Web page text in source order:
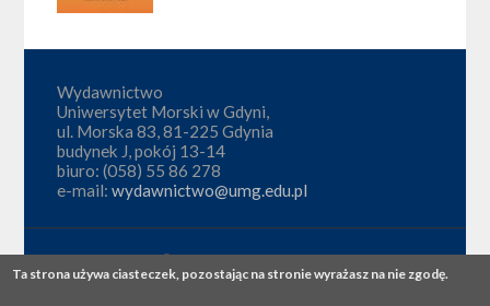
Wydawnictwo
Uniwersytet Morski w Gdyni,
ul. Morska 83, 81-225 Gdynia
budynek J, pokój 13-14
biuro: (058) 55 86 278
e-mail:wydawnictwo@umg.edu.pl
Copyright © 2026,Wydawnictwo. Theme by
Devsaran.
Ta strona używa ciasteczek, pozostając na stronie wyrażasz na nie zgodę.